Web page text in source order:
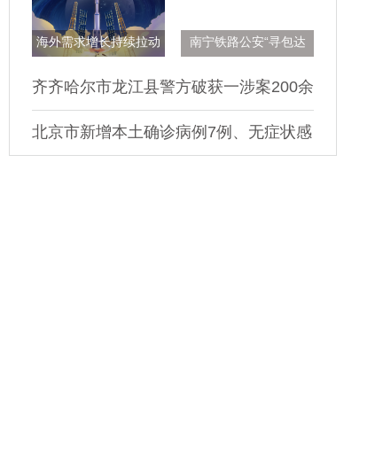
海外需求增长持续拉动 南宁铁路公安“寻包达
齐齐哈尔市龙江县警方破获一涉案200余
万元的“帮信”案件
北京市新增本土确诊病例7例、无症状感